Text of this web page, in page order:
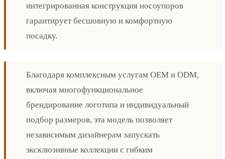
интегрированная конструкция носоупоров
гарантирует бесшовную и комфортную
посадку.
Благодаря комплексным услугам OEM и ODM,
включая многофункциональное
брендирование логотипа и индивидуальный
подбор размеров, эта модель позволяет
независимым дизайнерам запускать
эксклюзивные коллекции с гибким